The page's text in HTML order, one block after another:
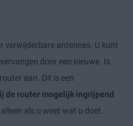
verwijderbare antennes. U kunt
door een nieuwe. Is
aan. Dit is een
de router mogelijk ingrijpend
alleen als u weet wat u doet.